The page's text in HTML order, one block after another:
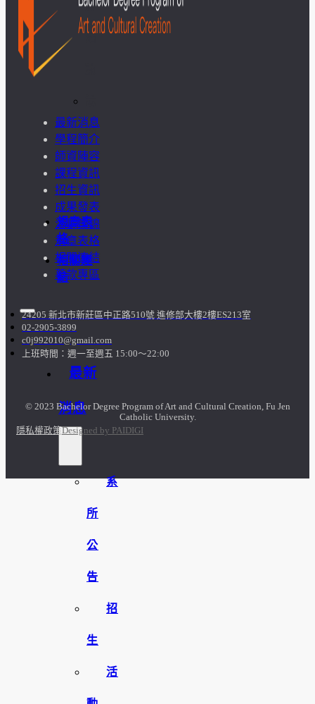
外
活
談
照
片
規章表
格
相關連
結
最新
消息
系
所
公
告
招
生
活
最新消息
學程簡介
師資陣容
課程資訊
招生資訊
成果發表
活動集錦
規章表格
相關連結
募款專區
24205 新北市新莊區中正路510號 進修部大樓2樓ES213室
02-2905-3899
c0j992010@gmail.com
上班時間：週一至週五 15:00～22:00
© 2023 Bachelor Degree Program of Art and Cultural Creation, Fu Jen
Catholic University.
隱私權政策Designed by PAIDIGI